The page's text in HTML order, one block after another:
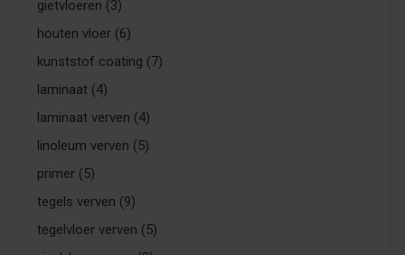
gietvloeren (3)
houten vloer (6)
kunststof coating (7)
laminaat (4)
laminaat verven (4)
linoleum verven (5)
primer (5)
tegels verven (9)
tegelvloer verven (5)